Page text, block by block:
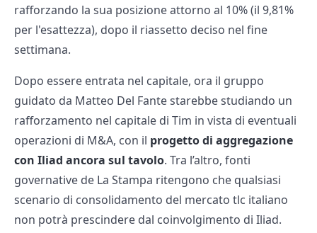
rafforzando la sua posizione attorno al 10% (il 9,81%
per l'esattezza), dopo il riassetto deciso nel fine
settimana.
Dopo essere entrata nel capitale, ora il gruppo
guidato da Matteo Del Fante starebbe studiando un
rafforzamento nel capitale di Tim in vista di eventuali
operazioni di M&A, con il progetto di aggregazione
con Iliad ancora sul tavolo. Tra l’altro, fonti
governative de La Stampa ritengono che qualsiasi
scenario di consolidamento del mercato tlc italiano
non potrà prescindere dal coinvolgimento di Iliad.